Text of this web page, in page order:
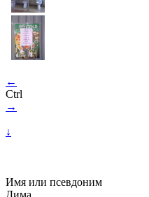
←
Ctrl
→
↓
Имя или псевдоним
Дима